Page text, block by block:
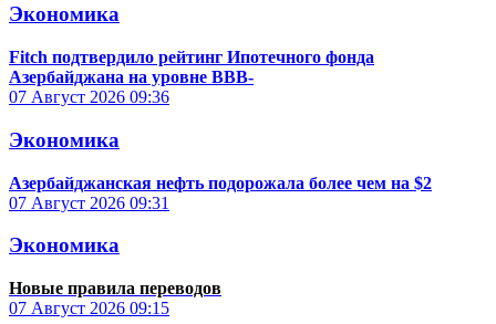
Экономика
Fitch подтвердило рейтинг Ипотечного фонда
Азербайджана на уровне BBB-
07 Август 2026 09:36
Экономика
Азербайджанская нефть подорожала более чем на $2
07 Август 2026 09:31
Экономика
Новые правила переводов
07 Август 2026 09:15